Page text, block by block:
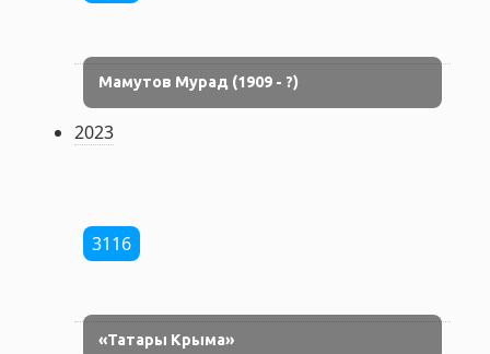
Мамутов Мурад (1909 - ?)
2023
3116
«Татары Крыма»